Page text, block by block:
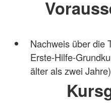
Nachweis über die
Erste-Hilfe-
älter als zwei